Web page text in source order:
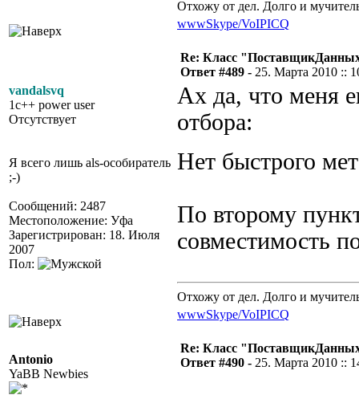
Отхожу от дел. Долго и
wwwSkype/VoIPICQ
vandalsvq
1c++ power user
Отсутствует
Я всего лишь als-особиратель
;-)
Сообщений: 2487
Местоположение: Уфа
Зарегистрирован: 18. Июля
2007
Пол:
Re: Класс
Ответ #489 - 25. Марта 2010 ::
Ах да, что меня
отбора:
Нет быстрого
По второму
совместимость
Отхожу от дел. Долго и
wwwSkype/VoIPICQ
Antonio
YaBB Newbies
Re: Класс
Ответ #490 - 25. Марта 2010 ::